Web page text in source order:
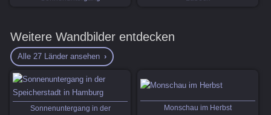
Weitere Wandbilder entdecken
Alle 27 Länder ansehen
Sonnenuntergang in der
Monschau im Herbst